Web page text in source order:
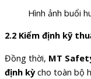
Hình ảnh buổi
2.2 Kiểm định kỹ
Đồng thời, MT
định kỳcho toàn bộ